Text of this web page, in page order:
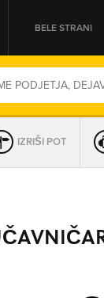
BELE STRANI
IZRIŠI POT